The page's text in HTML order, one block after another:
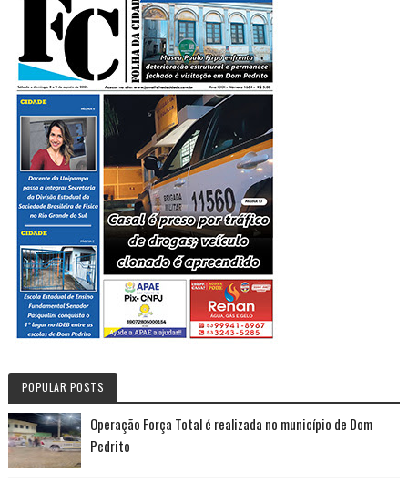
POPULAR POSTS
Operação Força Total é realizada no município de Dom
Pedrito